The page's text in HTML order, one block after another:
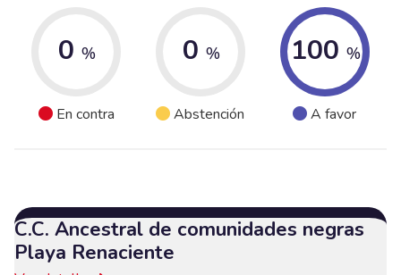
0 %
En contra
0 %
Abstención
100 %
A favor
C.C. Ancestral de comunidades negras
Playa Renaciente